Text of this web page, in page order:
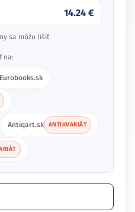
14.24 €
sa môžu líšiť
na:
Eurobooks.sk
Antiqart.sk ANTIKVARIÁT